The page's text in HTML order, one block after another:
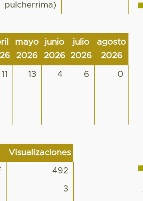
pulcherrima)
mayo
2026
junio
2026
julio
2026
agosto
2026
11 13 4 6 0
Visualizaciones
492
3